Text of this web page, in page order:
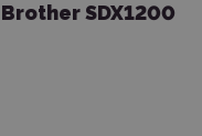
Brother SDX1200